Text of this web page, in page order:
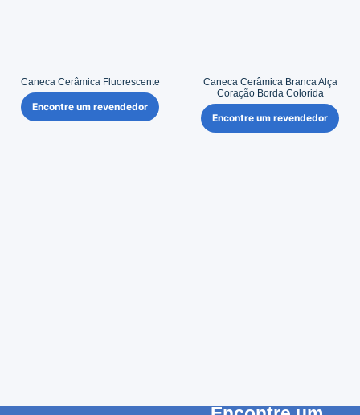
Caneca Cerâmica Fluorescente
Encontre um revendedor
Caneca Cerâmica Branca Alça
Coração Borda Colorida
Encontre um revendedor